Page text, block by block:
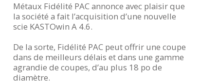
Métaux Fidélité PAC annonce avec plaisir que
la société a fait l’acquisition d’une nouvelle
scie KASTOwin A 4.6.
De la sorte, Fidélité PAC peut offrir une coupe
dans de meilleurs délais et dans une gamme
agrandie de coupes, d’au plus 18 po de
diamètre.